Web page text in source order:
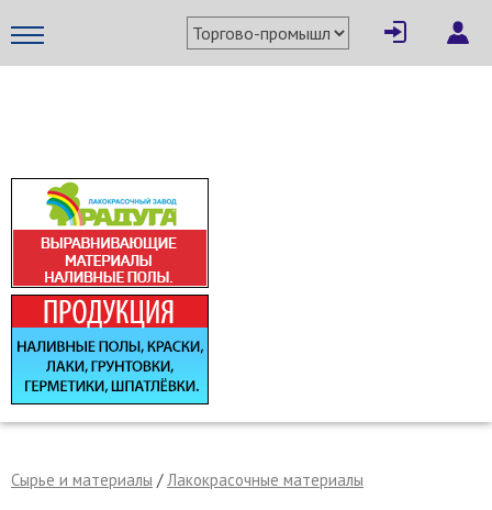
Сырье и материалы /Лакокрасочные материалы
× Написать поставщику